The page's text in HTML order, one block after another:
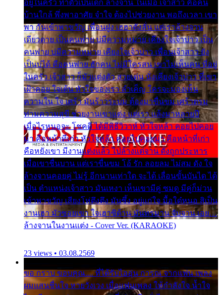
อยู่ในครัว ทำตัวเป็นเด็ก ล้างจาน ในเมื่อ เจ้าสาว คือคน
บ้านใกล้ พึ่งพาอาศัย จำใจ ต้องไปช่วยงาน พอถึงเวลา เขา
พา กันเข้าพาขวัญ เพื่อนฝูง เฮฮาดังลั่น แต่เราล้างจาน
เดียวดาย เป็นคนพ่าย บ่มีความหมาย เคียงใจเจ้าบ่าว เป็น
คนพ่าย บ่มีความหมาย เคียงใจเจ้าบ่าว เพื่อนเจ้าสาว ยัง
เป็นบ่ได้ คือคนพ่าย ฮักคน ไม่มีใครสน เขาไม่เห็นคน ที่อยู่
ในครัว เจ้าสาว ก็มัวแต่งตัว สวยเด่น นั่งเคียงเจ้าบ่าว ที่เขา
เฝ้าคอย ใจเต้น หัวใจของเรา ลำเค็ญ ใครจะมองเห็น
ความใน ใจ เศร้า มันร้าวระบม ต้องมาขื่นขม เศร้าตรม
ท่ามความสุขี ช่วยงานเขาแต่ง แต่เรา แล้งมาหลายปี
เมื่อไรหนอจะ โชคดี ได้มีพิธีวิวาห์ หัวใจหล้า คอยไปคอย
มา คือหน้าที่เก่า หัวใจหล้า คอยไปคอยมา คือหน้าที่เก่า
คือหยังเขา มีงานแต่งแล้ว ไปล้างแต่จาน ดั่งถูกประหาร
เมื่อเขาชื่นบาน แต่เราขื่นขม โอ้ รัก ลอยลม ไม่สม ดัง ใจ
ล้างจานคอยคู่ ไม่รู้ อีกนานเท่าใด จะได้ เลื่อนขั้นบันได ได้
เป็น ตำแหน่งเจ้าสาว มันเหงา เห็นเขามีคู่ ซมดู มีคู่ก็ม่วน
เข้าพาขวัญ เสียงโห่ตึงตึง มันซึ้ง อยู่แก่ใจ มื้อใด๋หนอ สิเป็น
งานเฮา มัวซอยเขา ใจเฮาซิด้าน มันทรมาน จับจาน เอย…
ล้างจานในงานแต่ง - Cover Ver. (KARAOKE)
23 views • 03.08.2569
ขอ กราบ ขอบคุณ.... ที่ได้รับไออุ่น การุณ จากแฟน เพลง
ผมแสนชื่นใจ หายวังเวง เมื่อแฟนเพลง ให้กำลังใจ น้ำใจ